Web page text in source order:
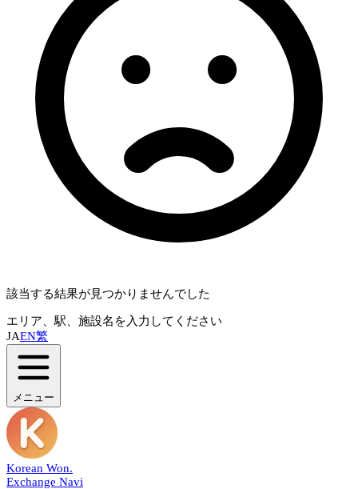
該当する結果が見つかりませんでした
エリア、駅、施設名を入力してください
JAEN繁
メニュー
Korean Won.
Exchange Navi